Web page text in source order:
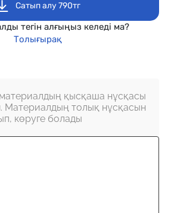
Сатып алу 790тг
тегін алғыңыз келеді ма?
Толығырақ
қысқаша нұсқасы
Материалдың толық нұсқасын
көруге болады